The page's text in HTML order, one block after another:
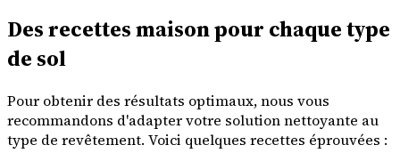
Des recettes maison pour chaque type
de sol
Pour obtenir des résultats optimaux, nous vous
recommandons d'adapter votre solution nettoyante au
type de revêtement. Voici quelques recettes éprouvées :